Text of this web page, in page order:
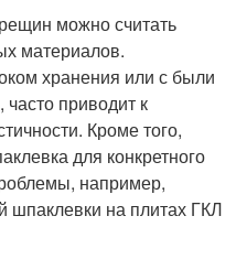
можно считать
материалов.
хранения или с были
приводит к
Кроме того,
для конкретного
например,
шпаклевки на плитах ГКЛ